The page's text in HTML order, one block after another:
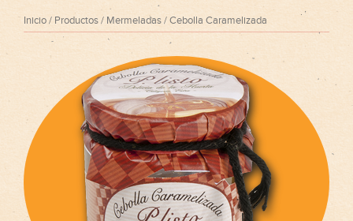
Contacto
Idioma:
Español
English
Italiano
Inicio/ Productos/ Mermeladas/ Cebolla Caramelizada